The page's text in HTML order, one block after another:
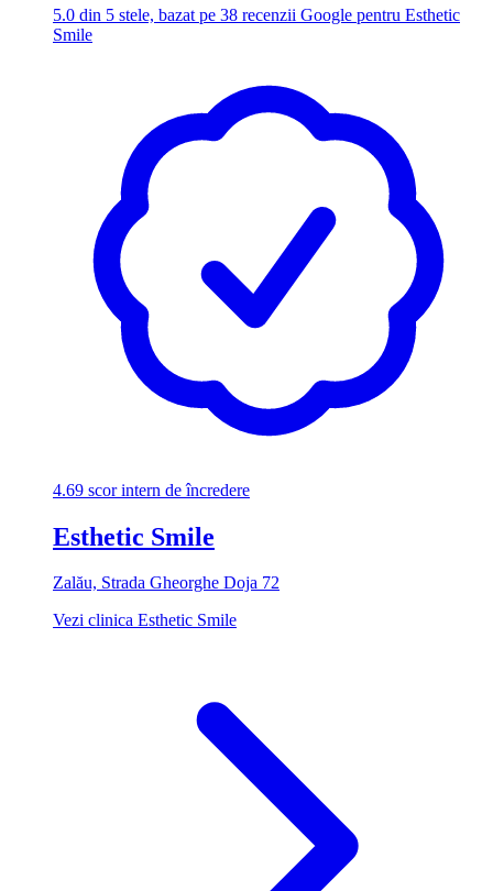
5.0 din 5 stele, bazat pe 38 recenzii Google pentru Esthetic
Smile
4.69 scor intern de încredere
Esthetic Smile
Zalău, Strada Gheorghe Doja 72
Vezi clinica Esthetic Smile